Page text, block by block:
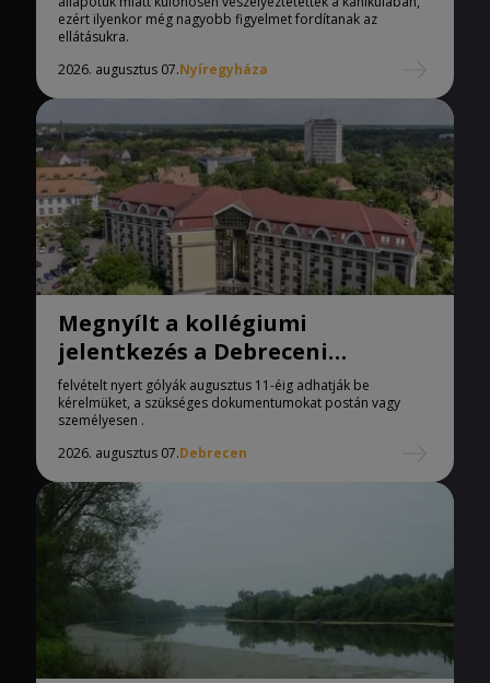
ezért ilyenkor még nagyobb figyelmet fordítanak az
ellátásukra.
2026. augusztus 07.Nyíregyháza
Megnyílt a kollégiumi
jelentkezés a Debreceni
Egyetemen
felvételt nyert gólyák augusztus 11-éig adhatják be
kérelmüket, a szükséges dokumentumokat postán vagy
személyesen .
2026. augusztus 07.Debrecen